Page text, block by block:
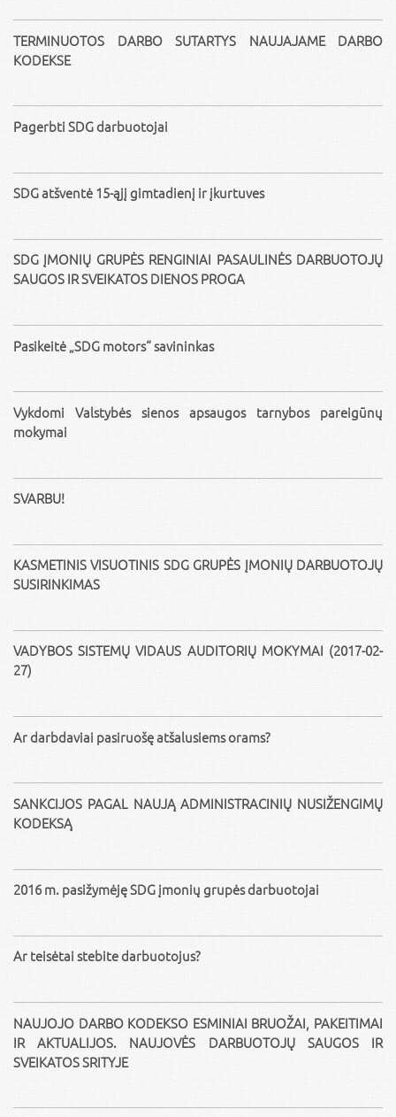
TERMINUOTOS DARBO SUTARTYS NAUJAJAME DARBO
KODEKSE
Pagerbti SDG darbuotojai
SDG atšventė 15-ąjį gimtadienį ir įkurtuves
SDG ĮMONIŲ GRUPĖS RENGINIAI PASAULINĖS DARBUOTOJŲ
SAUGOS IR SVEIKATOS DIENOS PROGA
Pasikeitė „SDG motors“ savininkas
Vykdomi Valstybės sienos apsaugos tarnybos pareigūnų
mokymai
SVARBU!
KASMETINIS VISUOTINIS SDG GRUPĖS ĮMONIŲ DARBUOTOJŲ
SUSIRINKIMAS
VADYBOS SISTEMŲ VIDAUS AUDITORIŲ MOKYMAI (2017-02-
27)
Ar darbdaviai pasiruošę atšalusiems orams?
SANKCIJOS PAGAL NAUJĄ ADMINISTRACINIŲ NUSIŽENGIMŲ
KODEKSĄ
2016 m. pasižymėję SDG įmonių grupės darbuotojai
Ar teisėtai stebite darbuotojus?
NAUJOJO DARBO KODEKSO ESMINIAI BRUOŽAI, PAKEITIMAI
IR AKTUALIJOS. NAUJOVĖS DARBUOTOJŲ SAUGOS IR
SVEIKATOS SRITYJE